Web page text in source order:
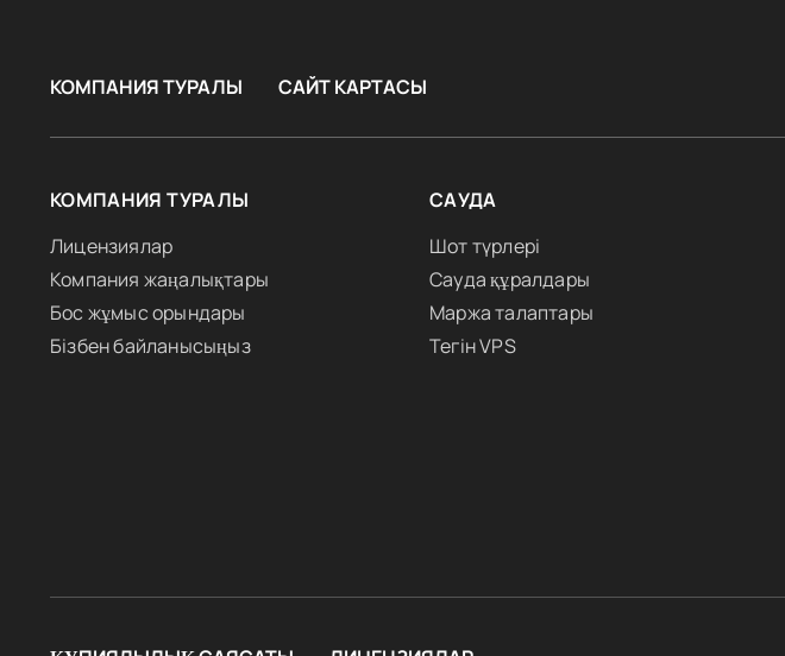
КОМПАНИЯ ТУРАЛЫ САЙТ КАРТАСЫ
КОМПАНИЯ ТУРАЛЫ
Лицензиялар
Компания жаңалықтары
Бос жұмыс орындары
Бізбен байланысыңыз
САУДА
Шот түрлері
Сауда құралдары
Маржа талаптары
Тегін VPS